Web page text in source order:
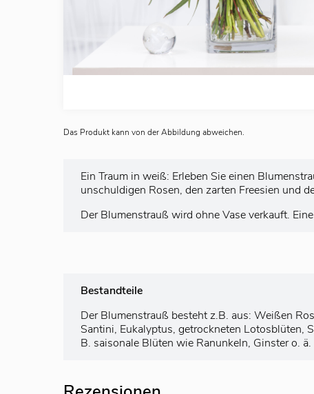
Das Produkt kann von der Abbildung abweichen.
Ein Traum in weiß: Erleben Sie einen
unschuldigen Rosen, den zarten Freesien und
Der Blumenstrauß wird ohne Vase verkauft.
Bestandteile
Der Blumenstrauß besteht z.B. aus: Weißen
Santini, Eukalyptus, getrockneten Lotosblüten,
B. saisonale Blüten wie Ranunkeln, Ginster o. ä.